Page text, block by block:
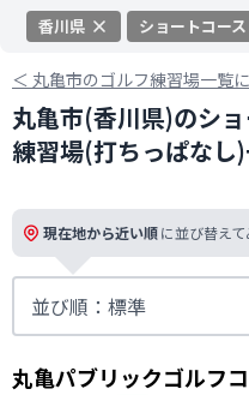
香川県 ショートコース
＜ 丸亀市のゴルフ練習場一覧
丸亀市(香川県)のシ
練習場(打ちっぱなし
現在地から近い順に並び替え
丸亀パブリックゴルフ